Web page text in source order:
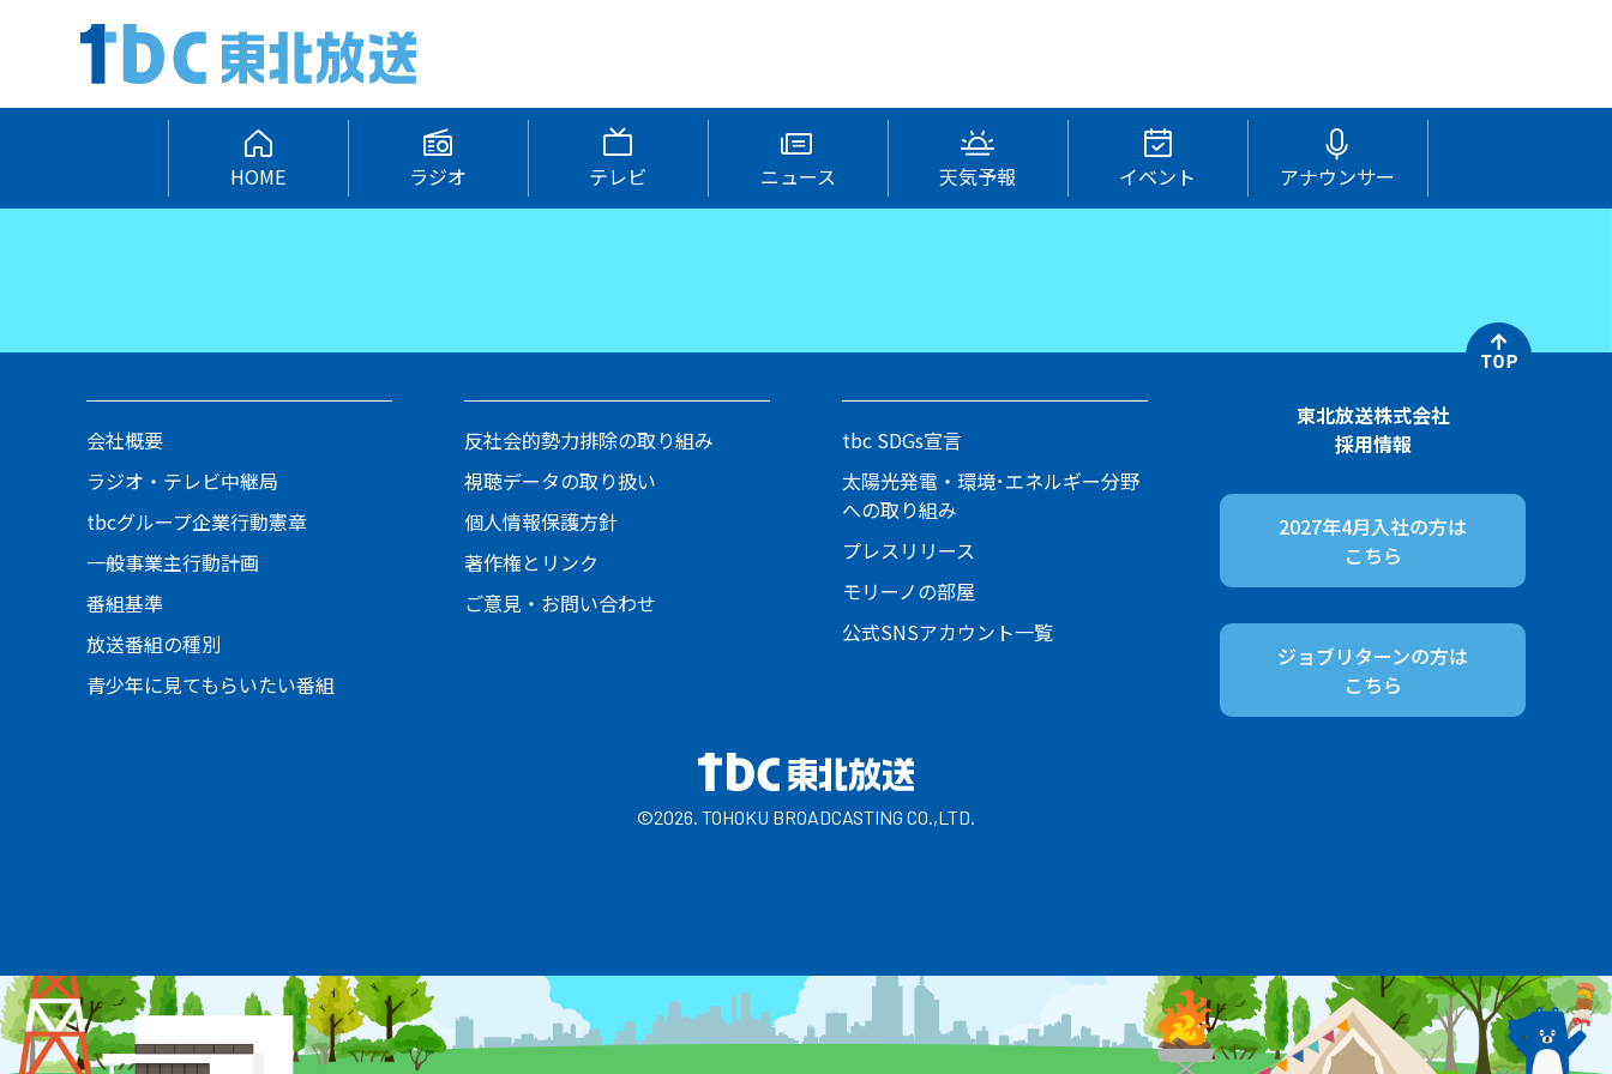
HOME ラジオ テレビ ニュース 天気予報 イベント アナウンサー
会社概要
ラジオ・テレビ中継局
tbcグループ企業行動憲章
一般事業主行動計画
番組基準
放送番組の種別
青少年に見てもらいたい番組
反社会的勢力排除の取り組み
視聴データの取り扱い
個人情報保護方針
著作権とリンク
ご意見・お問い合わせ
tbc SDGs宣言
太陽光発電・環境･エネルギー分野
への取り組み
プレスリリース
モリーノの部屋
公式SNSアカウント一覧
東北放送株式会社
採用情報
2027年4月入社の方は
こちら
ジョブリターンの方は
こちら
©2026. TOHOKU BROADCASTING CO.,LTD.